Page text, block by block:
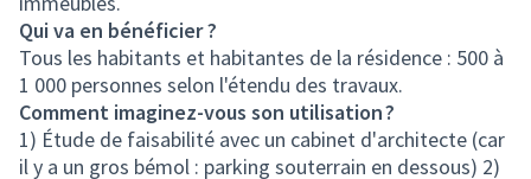
Qui va en bénéficier ?
Tous les habitants et habitantes de la résidence : 500 à
1 000 personnes selon l'étendu des travaux.
Comment imaginez-vous son utilisation ?
1) Étude de faisabilité avec un cabinet d'architecte (car
il y a un gros bémol : parking souterrain en dessous) 2)